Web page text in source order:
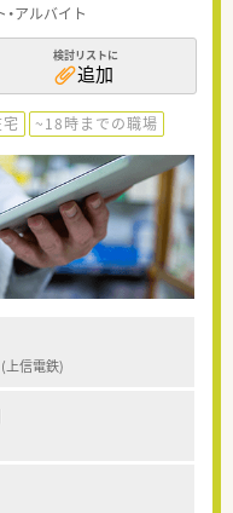
・アルバイト
検討リストに
追加
~18時までの職場
上信電鉄)